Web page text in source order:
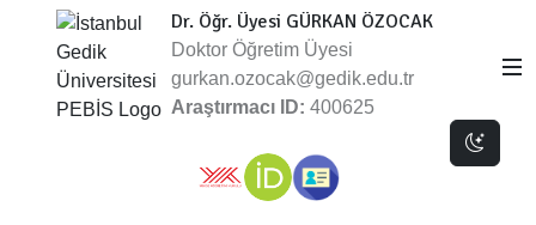
Dark
Dr. Öğr. Üyesi GÜRKAN ÖZOCAK
Doktor Öğretim Üyesi
gurkan.ozocak@gedik.edu.tr
Araştırmacı ID: 400625